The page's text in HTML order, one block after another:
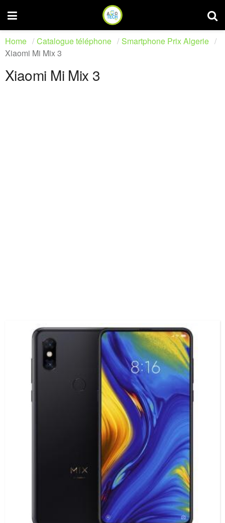
Home Catalogue téléphone
Smartphone Prix Algerie
Xiaomi Mi Mix 3
Xiaomi Mi Mix 3